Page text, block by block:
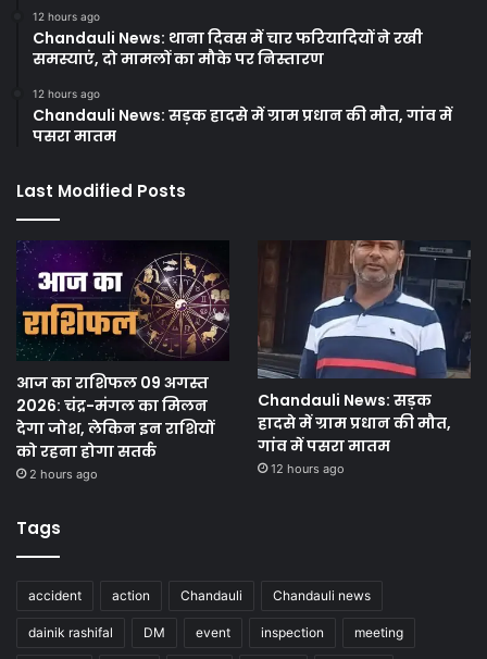
12 hours ago
Chandauli News: थाना दिवस में चार फरियादियों ने रखी
समस्याएं, दो मामलों का मौके पर निस्तारण
12 hours ago
Chandauli News: सड़क हादसे में ग्राम प्रधान की मौत, गांव में
पसरा मातम
Last Modified Posts
आज का राशिफल 09 अगस्त
2026: चंद्र-मंगल का मिलन
देगा जोश, लेकिन इन राशियों
को रहना होगा सतर्क
2 hours ago
Chandauli News: सड़क
हादसे में ग्राम प्रधान की मौत,
गांव में पसरा मातम
12 hours ago
Tags
accident action Chandauli Chandauli news
dainik rashifal DM event inspection meeting